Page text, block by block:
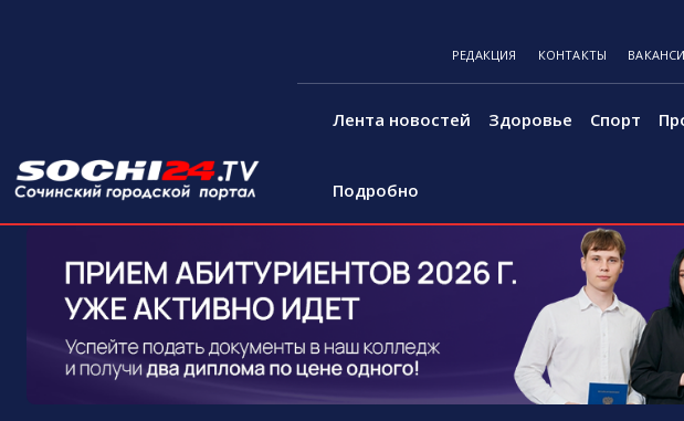
РЕДАКЦИЯ КОНТАКТЫ
Лента новостей Здоровье Спорт
Подробно